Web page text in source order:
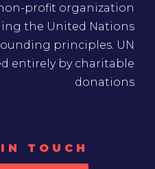
profit organization
the United Nations
principles. UN
entirely by charitable
donations
TOUCH